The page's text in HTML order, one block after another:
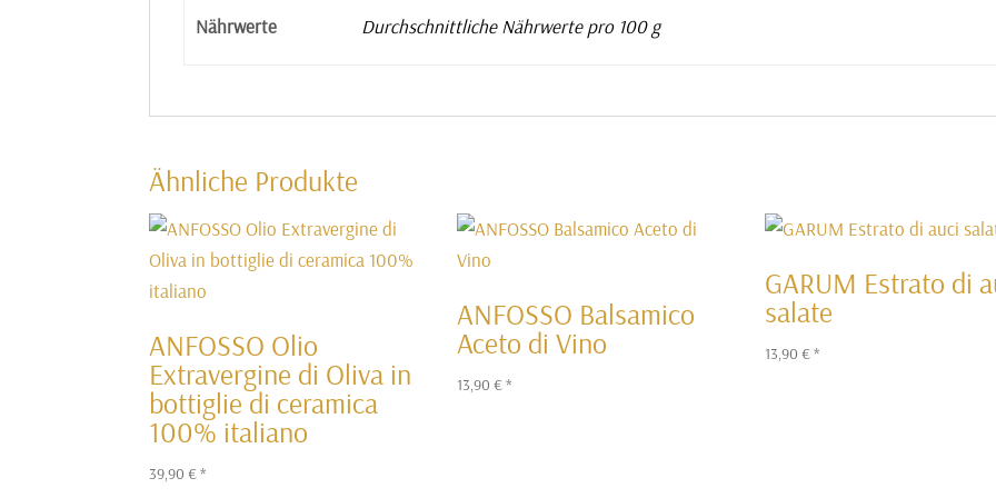
Nährwerte Durchschnittliche Nährwerte pro 100 g
Ähnliche Produkte
ANFOSSO Olio
Extravergine di Oliva in
bottiglie di ceramica
100% italiano
39,90€*
ANFOSSO Balsamico
Aceto di Vino
13,90€*
GARUM Estrato di
salate
13,90€*